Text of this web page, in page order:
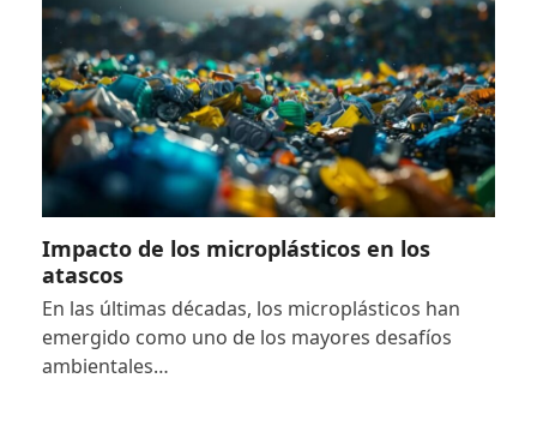
Impacto de los microplásticos en los
atascos
En las últimas décadas, los microplásticos han
emergido como uno de los mayores desafíos
ambientales…